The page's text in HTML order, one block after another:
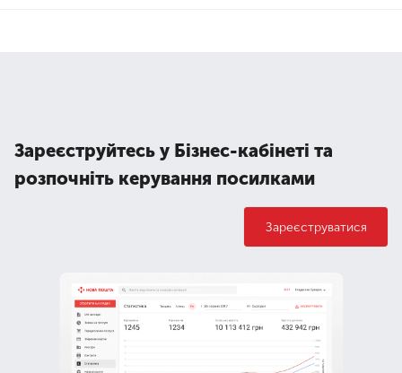
Зареєструйтесь у Бізнес-кабінеті та
розпочніть керування посилками
Зареєструватися